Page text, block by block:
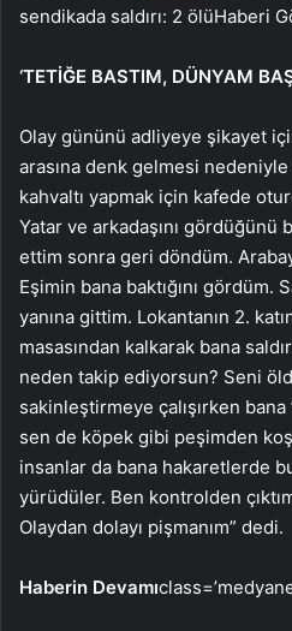
sendikada saldırı: 2 ölüHaberi
‘TETİĞE BASTIM, DÜNYAM
Olay gününü adliyeye şikayet
arasına denk gelmesi nedeniyle
kahvaltı yapmak için kafede
Yatar ve arkadaşını
ettim sonra geri döndüm.
Eşimin bana baktığını gördüm.
yanına gittim. Lokantanın 2.
masasından kalkarak bana
neden takip ediyorsun? Seni
sakinleştirmeye çalışırken bana
sen de köpek gibi peşimden
insanlar da bana hakaretlerde
yürüdüler. Ben kontrolden
Olaydan dolayı pişmanım” dedi.
Haberin Devamı